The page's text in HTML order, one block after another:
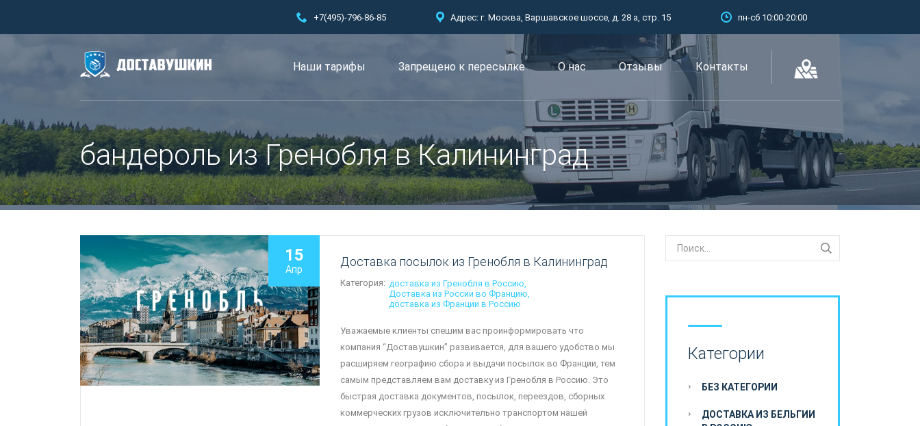
+7(495)-796-86-85 Адрес: г. Москва, Варшавское шоссе, д. 28 а, стр. 15 пн-сб 10:00-20:00
Наши тарифы Запрещено к пересылкe О нас Отзывы Контакты
бандероль из Гренобля в Калининград
15
Апр
Доставка посылок из Гренобля в Калининград
Категория: доставка из Гренобля в Россию
Доставка из России во Францию
доставка из Франции в Россию
Уважаемые клиенты спешим вас проинформировать что
компания “Доставушкин” развивается, для вашего удобство мы
расширяем географию сбора и выдачи посылок во Франции, тем
самым представляем вам доставку из Гренобля в Россию. Это
быстрая доставка документов, посылок, переездов, сборных
коммерческих грузов исключительно транспортом нашей
Категории
БЕЗ КАТЕГОРИИ
ДОСТАВКА ИЗ БЕЛЬГИИ